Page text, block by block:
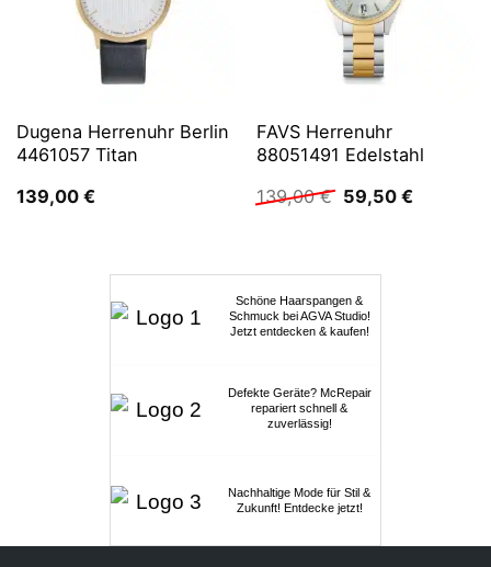
Dugena Herrenuhr Berlin
4461057 Titan
139,00 €
FAVS Herrenuhr
88051491 Edelstahl
139,00€ Ursprünglicher
Preis
59,50 €Aktueller
Schöne Haarspangen &
Schmuck bei AGVA Studio!
Jetzt entdecken & kaufen!
Defekte Geräte? McRepair
repariert schnell &
zuverlässig!
Nachhaltige Mode für Stil &
Zukunft! Entdecke jetzt!